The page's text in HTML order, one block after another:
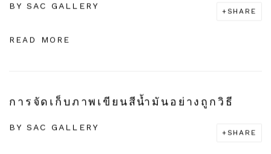
BY SAC GALLERY
SHARE
READ MORE
การจัดเก็บภาพเขียนสีน้ำมันอย่างถูกวิธี
BY SAC GALLERY
SHARE